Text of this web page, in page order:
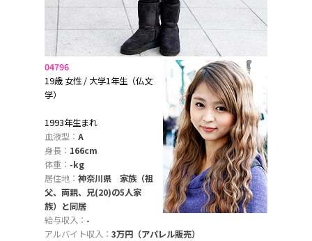
04796
19歳 女性 / 大学1年生（仏文
学）
1993年生まれ
血液型： A
身長： 166cm
体重： -kg
居住地： 神奈川県 家族（祖
父、両親、兄(20)の5人家
族）と同居
給与収入： -
アルバイト収入： 3万円（アパレル販売）